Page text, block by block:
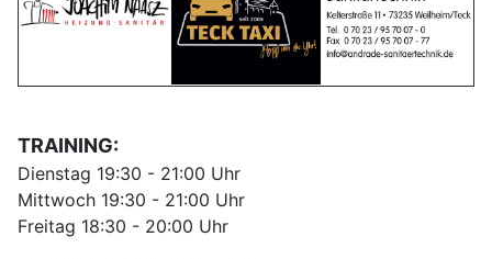
TRAINING:
Dienstag 19:30 - 21:00 Uhr
Mittwoch 19:30 - 21:00 Uhr
Freitag 18:30 - 20:00 Uhr